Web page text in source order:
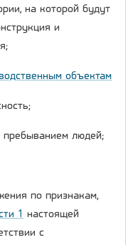
на которой будут
и
объектам
пребыванием людей;
по признакам,
1 настоящей
с